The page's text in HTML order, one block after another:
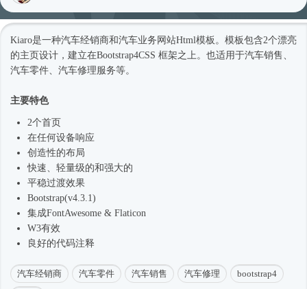
Kiaro是一种汽车经销商和汽车业务网站Html模板 。模板包含2个漂亮
的主页设计，建立在Bootstrap4CSS 框架之上。也适用于汽车销售、
汽车零件、汽车修理服务等。
主要特色
2个首页
在任何设备响应
创造性的布局
快速、轻量级的和强大的
平稳过渡效果
Bootstrap(v4.3.1)
集成FontAwesome & Flaticon
W3有效
良好的代码注释
汽车经销商 汽车零件 汽车销售 汽车修理 bootstrap4